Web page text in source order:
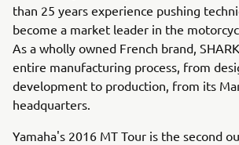
than 25 years experience pushing
become a market leader in the
As a wholly owned French brand,
entire manufacturing process, from
development to production, from its
headquarters.
Yamaha's 2016 MT Tour is the second